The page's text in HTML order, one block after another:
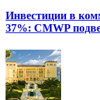
Инвестиции в
37%: CMWP